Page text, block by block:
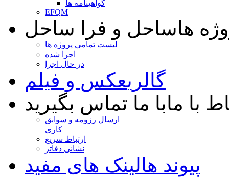
گواهینامه ها
EFQM
هاساحل و فرا ساحل
لیست تمامی پروژه ها
اجرا شده
در حال اجرا
گالریعکس و فیلم
با مابا ما تماس بگیرید
ارسال رزومه و سوابق
کاری
ارتباط سریع
نشانی دفاتر
پیوند هالینک های مفید